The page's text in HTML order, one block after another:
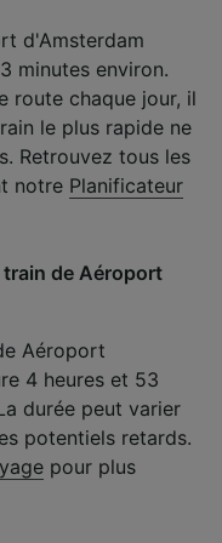
d'Amsterdam
minutes environ.
route chaque jour, il
le plus rapide ne
Retrouvez tous les
notre Planificateur
train de Aéroport
Aéroport
4 heures et 53
durée peut varier
potentiels retards.
pour plus